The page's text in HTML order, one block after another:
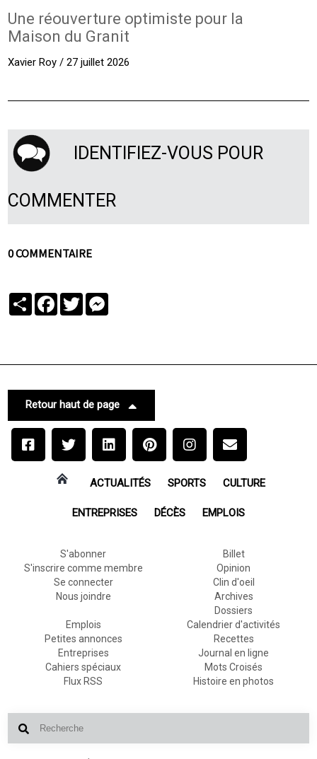
Une réouverture optimiste pour la
Maison du Granit
Xavier Roy / 27 juillet 2026
IDENTIFIEZ-VOUS POUR
COMMENTER
0 COMMENTAIRE
PartagerFacebook
Twitter
Retour haut de page
ACTUALITÉS SPORTS CULTURE
ENTREPRISES DÉCÈS EMPLOIS
S'abonner
S'inscrire comme membre
Se connecter
Nous joindre
Billet
Opinion
Clin d'oeil
Archives
Dossiers
Emplois
Petites annonces
Entreprises
Cahiers spéciaux
Flux RSS
Calendrier d'activités
Recettes
Journal en ligne
Mots Croisés
Histoire en photos